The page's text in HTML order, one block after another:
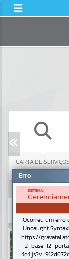
CARTA DE SERVIÇOS
Resultados
Erro
SISTEMA
Ocorreu um erro
Uncaught
https://